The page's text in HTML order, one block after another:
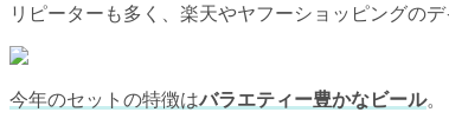
リピーターも多く、楽天やヤフーショッピングの
今年のセットの特徴はバラエティー豊かなビール。